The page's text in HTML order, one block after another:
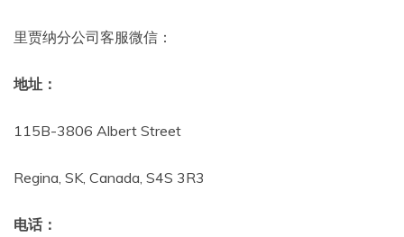
里贾纳分公司客服微信：
地址：
115B-3806 Albert Street
Regina, SK, Canada, S4S 3R3
电话：